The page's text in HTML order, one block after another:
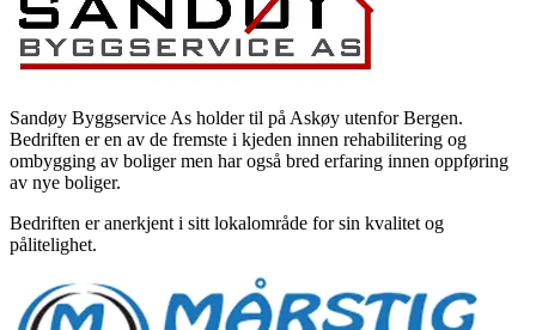
Sandøy Byggservice As holder til på Askøy utenfor Bergen.
Bedriften er en av de fremste i kjeden innen rehabilitering og
ombygging av boliger men har også bred erfaring innen oppføring
av nye boliger.
Bedriften er anerkjent i sitt lokalområde for sin kvalitet og
pålitelighet.